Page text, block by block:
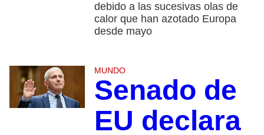
debido a las sucesivas olas de
calor que han azotado Europa
desde mayo
MUNDO
Senado de
EU declara